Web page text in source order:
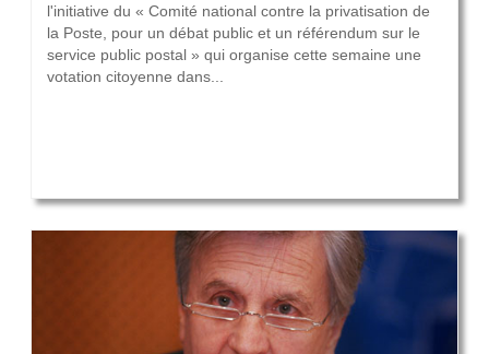
l'initiative du « Comité national contre la privatisation de
la Poste, pour un débat public et un référendum sur le
service public postal » qui organise cette semaine une
votation citoyenne dans...